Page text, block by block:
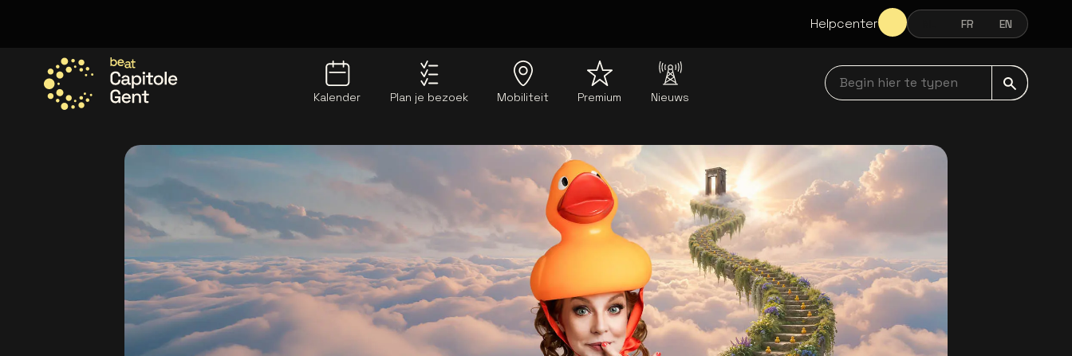
Helpcenter NEDERLANDSFRANÇAIS
FR ENGLISH
EN
Kalender Plan je bezoek Mobiliteit Premium Nieuws
Begin hier te typen navbar